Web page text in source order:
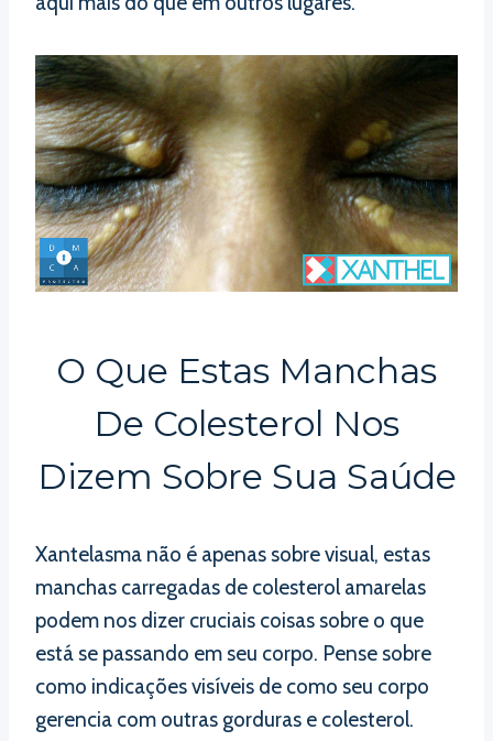
O Que Estas Manchas
De Colesterol Nos
Dizem Sobre Sua Saúde
Xantelasma não é apenas sobre visual, estas
manchas carregadas de colesterol amarelas
podem nos dizer cruciais coisas sobre o que
está se passando em seu corpo. Pense sobre
como indicações visíveis de como seu corpo
gerencia com outras gorduras e colesterol.